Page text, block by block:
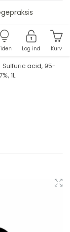
Log ind Kurv
Sulfuric acid, 95-
1L